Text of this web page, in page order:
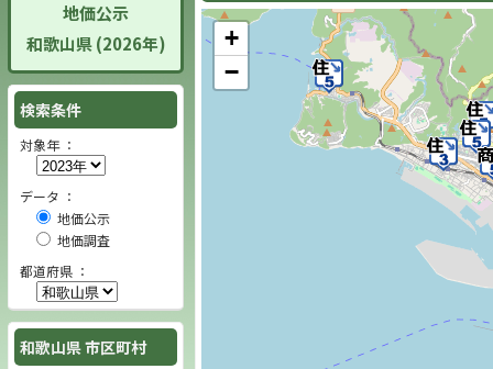
+
−
地価公示
和歌山県 (2026年)
検索条件
対象年 ：
データ ：
地価公示
地価調査
都道府県 ：
和歌山県 市区町村